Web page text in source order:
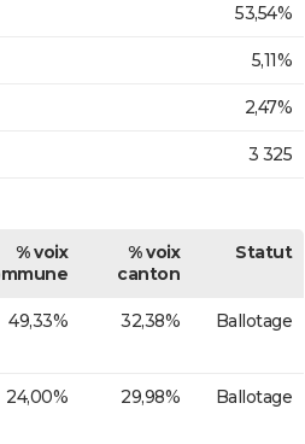
53,54%
5,11%
2,47%
3 325
% voix
% voix
canton
Statut
49,33% 32,38% Ballotage
24,00% 29,98% Ballotage